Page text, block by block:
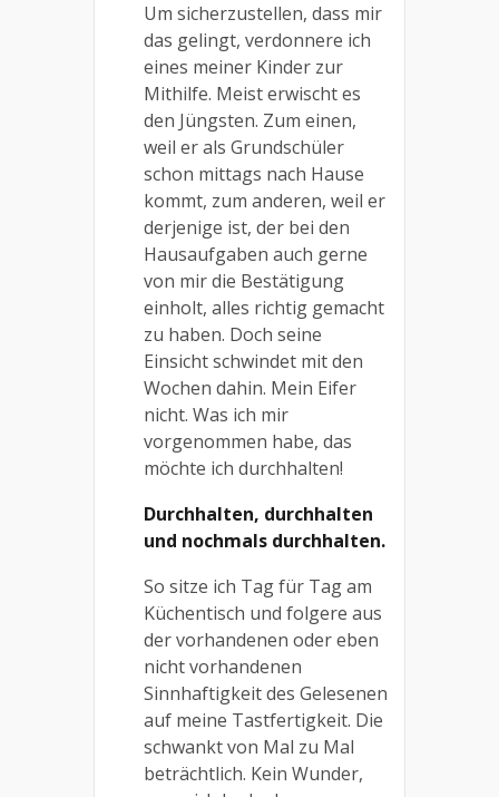
Um sicherzustellen, dass mir
das gelingt, verdonnere ich
eines meiner Kinder zur
Mithilfe. Meist erwischt es
den Jüngsten. Zum einen,
weil er als Grundschüler
schon mittags nach Hause
kommt, zum anderen, weil er
derjenige ist, der bei den
Hausaufgaben auch gerne
von mir die Bestätigung
einholt, alles richtig gemacht
zu haben. Doch seine
Einsicht schwindet mit den
Wochen dahin. Mein Eifer
nicht. Was ich mir
vorgenommen habe, das
möchte ich durchhalten!
Durchhalten, durchhalten
und nochmals durchhalten.
So sitze ich Tag für Tag am
Küchentisch und folgere aus
der vorhandenen oder eben
nicht vorhandenen
Sinnhaftigkeit des Gelesenen
auf meine Tastfertigkeit. Die
schwankt von Mal zu Mal
beträchtlich. Kein Wunder,